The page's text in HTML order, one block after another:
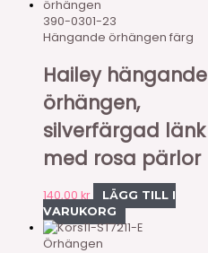
390-0301-23
Hängande örhängen färg
Hailey hängande
örhängen,
silverfärgad länk
med rosa pärlor
140,00kr
LÄGG TILL I
VARUKORG
11-ST7211-E
Örhängen